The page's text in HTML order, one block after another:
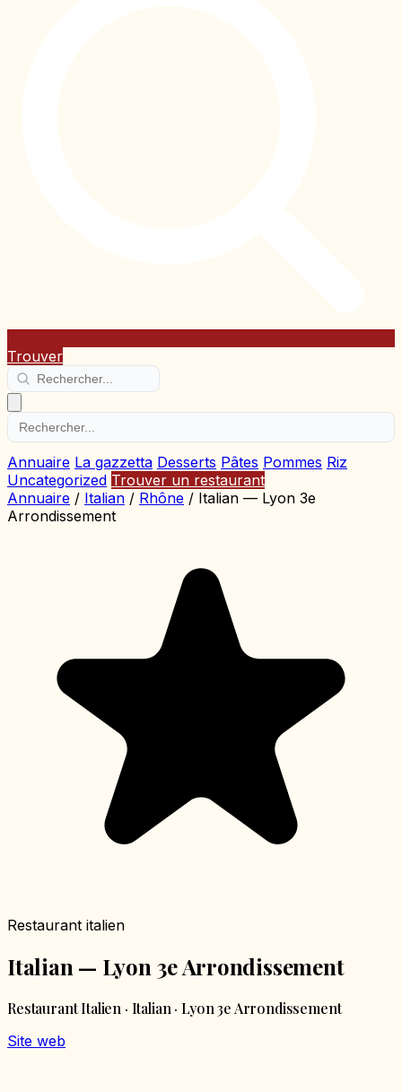
Trouver
Annuaire La gazzetta Desserts Pâtes Pommes Riz
Uncategorized Trouver un restaurant
Annuaire / Italian / Rhône / Italian — Lyon 3e
Arrondissement
Restaurant italien
Italian — Lyon 3e Arrondissement
Restaurant Italien · Italian · Lyon 3e Arrondissement
Site web